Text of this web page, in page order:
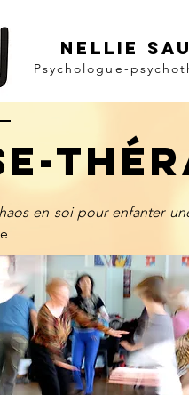
NELLIE
Psychologue-
en soi pour enfanter